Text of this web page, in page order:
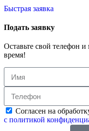
Быстрая заявка
Подать заявку
Оставьте свой телефон
время!
Согласен на
с политикой